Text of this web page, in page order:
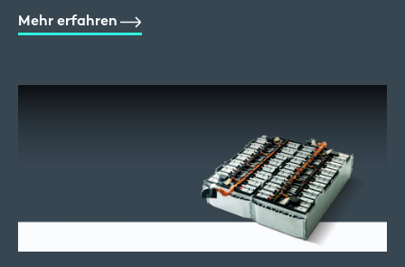
Mehr erfahren